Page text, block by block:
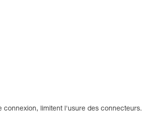
connexion, limitent l'usure des connecteurs.